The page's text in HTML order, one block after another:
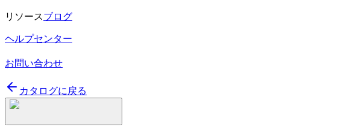
リソースブログ
ヘルプセンター
お問い合わせ
カタログに戻る